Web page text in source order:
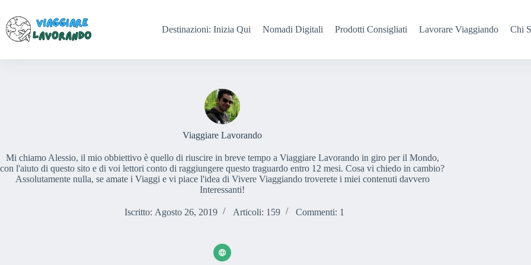
contenuto
Destinazioni: Inizia Qui Nomadi Digitali Prodotti Consigliati Lavorare Viaggiando Chi
Viaggiare Lavorando
Mi chiamo Alessio, il mio obbiettivo è quello di riuscire in breve tempo a Viaggiare Lavorando in giro per il Mondo,
con l'aiuto di questo sito e di voi lettori conto di raggiungere questo traguardo entro 12 mesi. Cosa vi chiedo in cambio?
Assolutamente nulla, se amate i Viaggi e vi piace l'idea di Vivere Viaggiando troverete i miei contenuti davvero
Interessanti!
Iscritto: Agosto 26, 2019 Articoli: 159 Commenti: 1